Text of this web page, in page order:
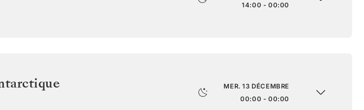
14:00 - 00:00
MER. 13 DÉCEMBRE
00:00 - 00:00